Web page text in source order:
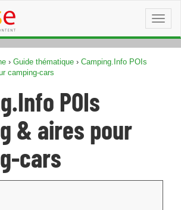
› Guide thématique › Camping.Info POIs
camping-cars
POIs
& aires pour
cars